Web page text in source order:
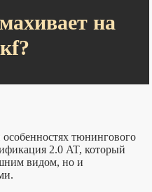
на
тюнингового
2.0 AT, который
видом, но и